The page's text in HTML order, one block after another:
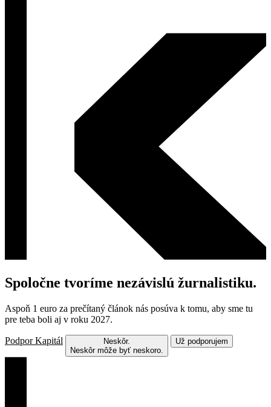
Spoločne tvoríme nezávislú žurnalistiku.
Aspoň 1 euro za prečítaný článok nás posúva k tomu, aby sme tu
pre teba boli aj v roku 2027.
Podpor Kapitál
Neskôr.
Neskôr môže byť neskoro.
Už podporujem